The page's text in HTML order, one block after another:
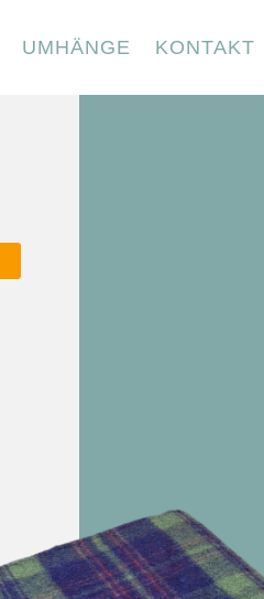
UMHÄNGE KONTAKT